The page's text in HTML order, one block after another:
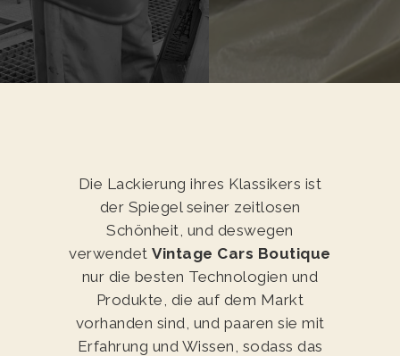
Die Lackierung ihres Klassikers ist
der Spiegel seiner zeitlosen
Schönheit, und deswegen
verwendetVintage Cars Boutique
nur die besten Technologien und
Produkte, die auf dem Markt
vorhanden sind, und paaren sie mit
Erfahrung und Wissen, sodass das